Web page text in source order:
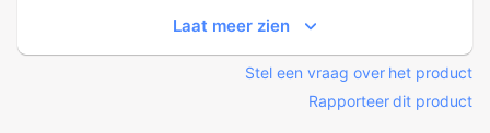
Laat meer zien
Stel een vraag over het product
Rapporteer dit product